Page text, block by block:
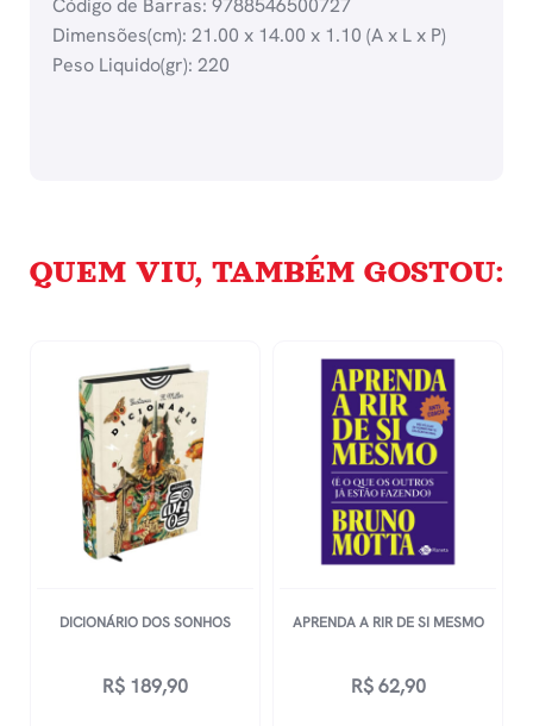
Código de Barras: 9788546500727
Dimensões(cm): 21.00 x 14.00 x 1.10 (A x L x P)
Peso Liquido(gr): 220
QUEM VIU, TAMBÉM GOSTOU:
DICIONÁRIO DOS SONHOS
R$ 189,90
APRENDA A RIR DE SI MESMO
R$62,90